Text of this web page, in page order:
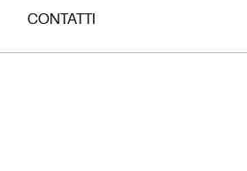
CONTATTI